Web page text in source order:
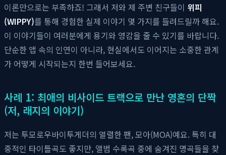
이론만으로는 부족하죠! 그래서 저와 제 주변 친구들이 위피
(WIPPY)를 통해 경험한 실제 이야기 몇 가지를 들려드릴까 해요.
이 이야기들이 여러분에게 용기와 영감을 줄 수 있기를 바랍니다.
단순한 앱 속의 인연이 아니라, 현실에서도 이어지는 소중한 관계
가 어떻게 시작되는지 한번 들어보세요.
사례 1: 최애의 비사이드 트랙으로 만난 영혼의 단짝
(저, 래지의 이야기)
저는 투모로우바이투게더의 열렬한 팬, 모아(MOA)예요. 특히 대
중적인 타이틀곡도 좋지만, 앨범 수록곡 중에 숨겨진 명곡들을 찾